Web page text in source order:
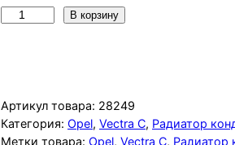
ч
е
В корзину
Артикул товара: 28249
Категория: Opel, Vectra C, Радиатор
Метки товара: Opel, Vectra C, Радиатор